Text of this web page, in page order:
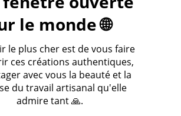
le monde 🌐
le plus cher est de vous faire
ces créations authentiques,
avec vous la beauté et la
du travail artisanal qu'elle
admire tant 🙏.